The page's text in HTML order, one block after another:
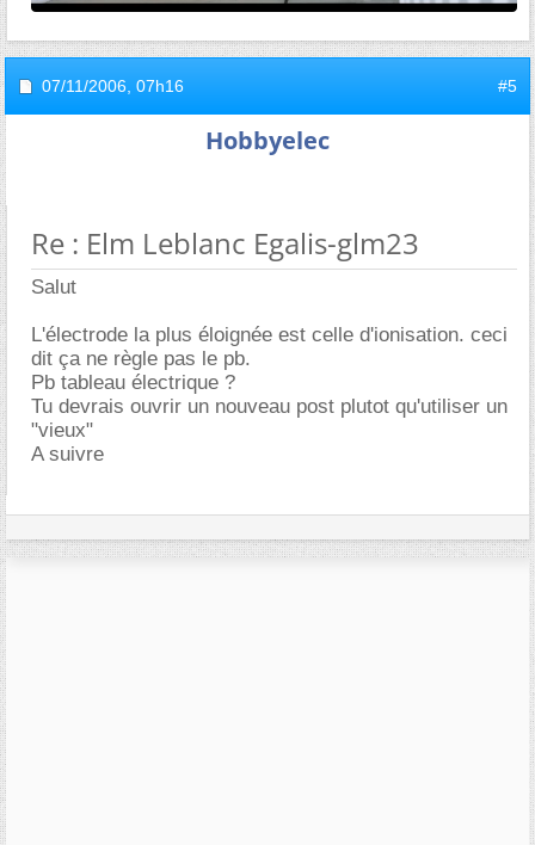
07/11/2006, 07h16 #5
Hobbyelec
Re : Elm Leblanc Egalis-glm23
Salut
L'électrode la plus éloignée est celle d'ionisation. ceci
dit ça ne règle pas le pb.
Pb tableau électrique ?
Tu devrais ouvrir un nouveau post plutot qu'utiliser un
"vieux"
A suivre